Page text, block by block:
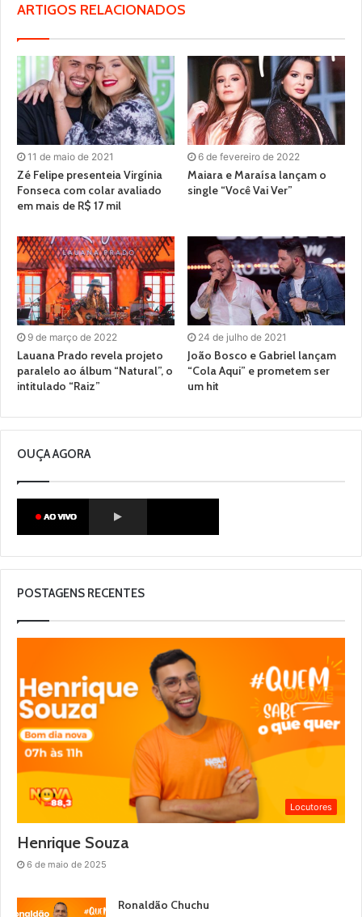
ARTIGOS RELACIONADOS
11 de maio de 2021
Zé Felipe presenteia Virgínia
Fonseca com colar avaliado
em mais de R$ 17 mil
6 de fevereiro de 2022
Maiara e Maraísa lançam o
single “Você Vai Ver”
9 de março de 2022
Lauana Prado revela projeto
paralelo ao álbum “Natural”, o
intitulado “Raiz”
24 de julho de 2021
João Bosco e Gabriel lançam
“Cola Aqui” e prometem ser
um hit
OUÇA AGORA
POSTAGENS RECENTES
Locutores
Henrique Souza
6 de maio de 2025
Ronaldão Chuchu